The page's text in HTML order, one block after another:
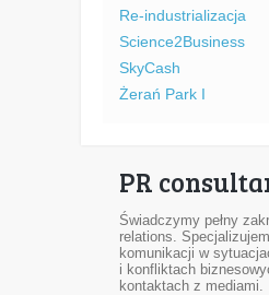
Re-industrializacja
Science2Business
SkyCash
Żerań Park I
PR
Świadczymy pełny
relations.
komunikacji w
i konfliktach
kontaktach z mediami.